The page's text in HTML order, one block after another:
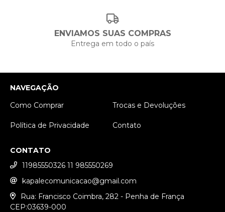
ENVIAMOS SUAS COMPRAS
Entrega em todo o país
NAVEGAÇÃO
Como Comprar
Trocas e Devoluções
Política de Privacidade Contato
CONTATO
11985550326 11 985550269
kapalecomunicacao@gmail.com
Rua: Francisco Coimbra, 282 - Penha de França
CEP:03639-000